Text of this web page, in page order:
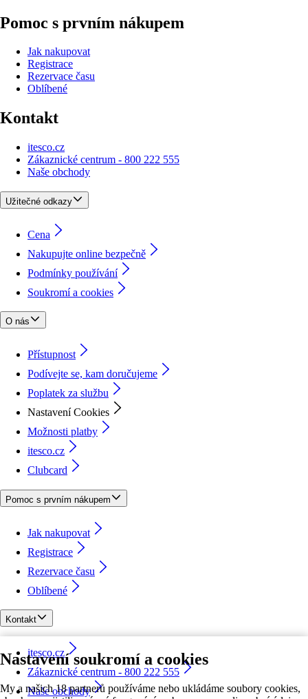
Nastavení soukromí a cookies
My a našich 18 partnerů používáme nebo ukládáme soubory cookies,
Pomoc s prvním nákupem
Jak nakupovat
Registrace
Rezervace času
Oblíbené
Kontakt
itesco.cz
Zákaznické centrum - 800 222 555
Naše obchody
Užitečné odkazy
Cena
Nakupujte online bezpečně
Podmínky používání
Soukromí a cookies
O nás
Přístupnost
Podívejte se, kam doručujeme
Poplatek za službu
Nastavení Cookies
Možnosti platby
itesco.cz
Clubcard
Pomoc s prvním nákupem
Jak nakupovat
Registrace
Rezervace času
Oblíbené
Kontakt
itesco.cz
Zákaznické centrum - 800 222 555
Naše obchody